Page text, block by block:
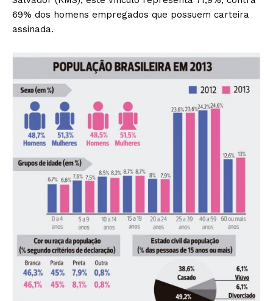
69% dos homens empregados que possuem carteira
assinada.